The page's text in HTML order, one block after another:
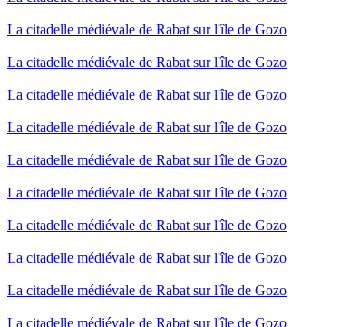
La citadelle médiévale de Rabat sur l'île de Gozo
La citadelle médiévale de Rabat sur l'île de Gozo
La citadelle médiévale de Rabat sur l'île de Gozo
La citadelle médiévale de Rabat sur l'île de Gozo
La citadelle médiévale de Rabat sur l'île de Gozo
La citadelle médiévale de Rabat sur l'île de Gozo
La citadelle médiévale de Rabat sur l'île de Gozo
La citadelle médiévale de Rabat sur l'île de Gozo
La citadelle médiévale de Rabat sur l'île de Gozo
La citadelle médiévale de Rabat sur l'île de Gozo